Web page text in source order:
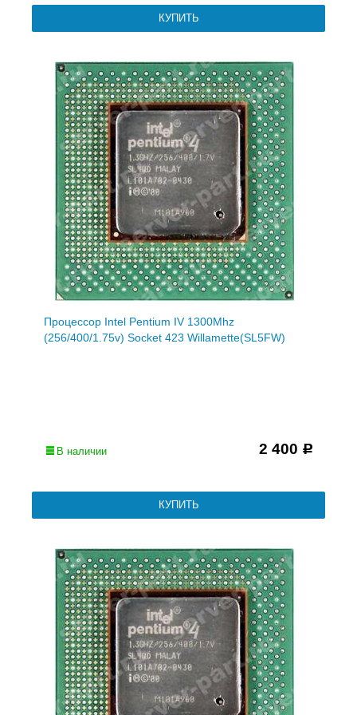
Процессор Intel Pentium IV 1300Mhz
(256/400/1.75v) Socket 423 Willamette(SL5FW)
В наличии 2 400 Р